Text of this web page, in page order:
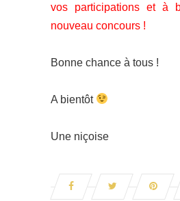
vos participations et à
nouveau concours !
Bonne chance à tous !
A bientôt
Une niçoise